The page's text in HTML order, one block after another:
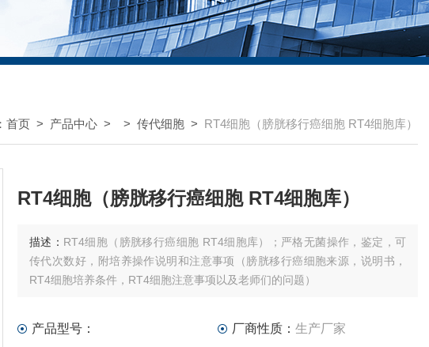
首页 > 产品中心 > > 传代细胞 > RT4细胞（膀胱移行癌细胞 RT4细胞库）
RT4细胞（膀胱移行癌细胞 RT4细胞库）
描述： RT4细胞（膀胱移行癌细胞 RT4细胞库）；严格无菌操作，鉴定，可
传代次数好，附培养操作说明和注意事项（膀胱移行癌细胞来源，说明书，
RT4细胞培养条件，RT4细胞注意事项以及老师们的问题）
产品型号： 厂商性质： 生产厂家